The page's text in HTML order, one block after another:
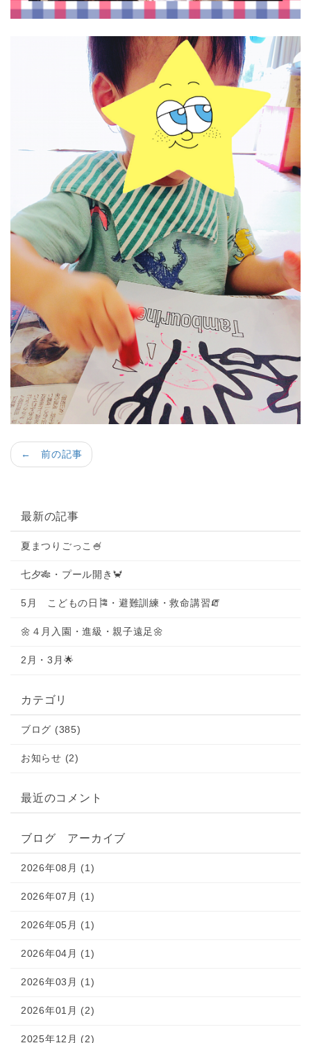
← 前の記事
最新の記事
夏まつりごっこ🍧
七夕🎋・プール開き🦀
5月 こどもの日🎏・避難訓練・救命講習🧯
🌼４月入園・進級・親子遠足🌼
2月・3月🌟
カテゴリ
ブログ (385)
お知らせ (2)
最近のコメント
ブログ アーカイブ
2026年08月 (1)
2026年07月 (1)
2026年05月 (1)
2026年04月 (1)
2026年03月 (1)
2026年01月 (2)
2025年12月 (2)